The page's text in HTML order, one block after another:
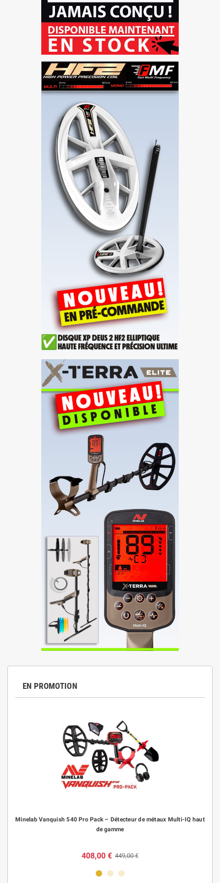
EN PROMOTION
Minelab Vanquish 540 Pro Pack – Détecteur de métaux Multi-IQ haut
de gamme
408,00 € 449,00 €